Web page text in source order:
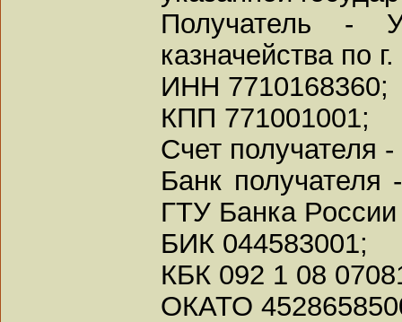
Получатель -
казначейства по
ИНН 7710168360;
КПП 771001001;
Счет получателя
Банк получателя
ГТУ Банка России
БИК 044583001;
КБК 092 1 08
ОКАТО